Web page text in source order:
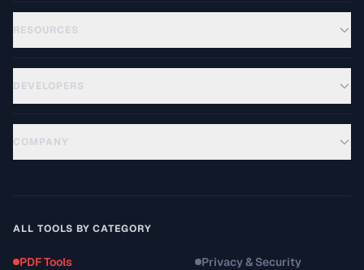
RESOURCES
DEVELOPERS
COMPANY
ALL TOOLS BY CATEGORY
PDF Tools Privacy & Security